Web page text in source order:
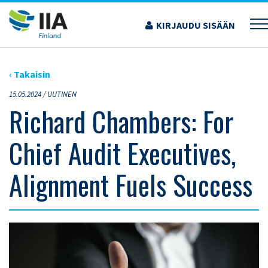
Siirry
sisältöön
KIRJAUDU SISÄÄN
›ARTIKKELIT›RICHARD CHAMBERS: FOR CHIEF AUDIT EXECUTIVES, ALIGNMENT
FUELS SUCCESS
‹ Takaisin
15.05.2024 /UUTINEN
Richard Chambers: For
Chief Audit Executives,
Alignment Fuels Success